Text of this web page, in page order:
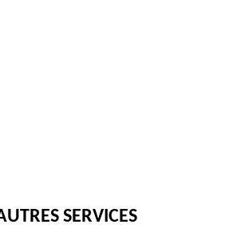
SERVICES